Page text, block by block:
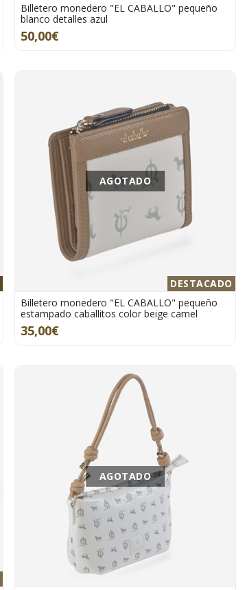
Billetero monedero "EL CABALLO" pequeño
blanco detalles azul
50,00€
DESTACADO
AGOTADO
Billetero monedero "EL CABALLO" pequeño
estampado caballitos color beige camel
35,00€
AGOTADO